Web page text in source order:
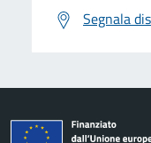
Segnala